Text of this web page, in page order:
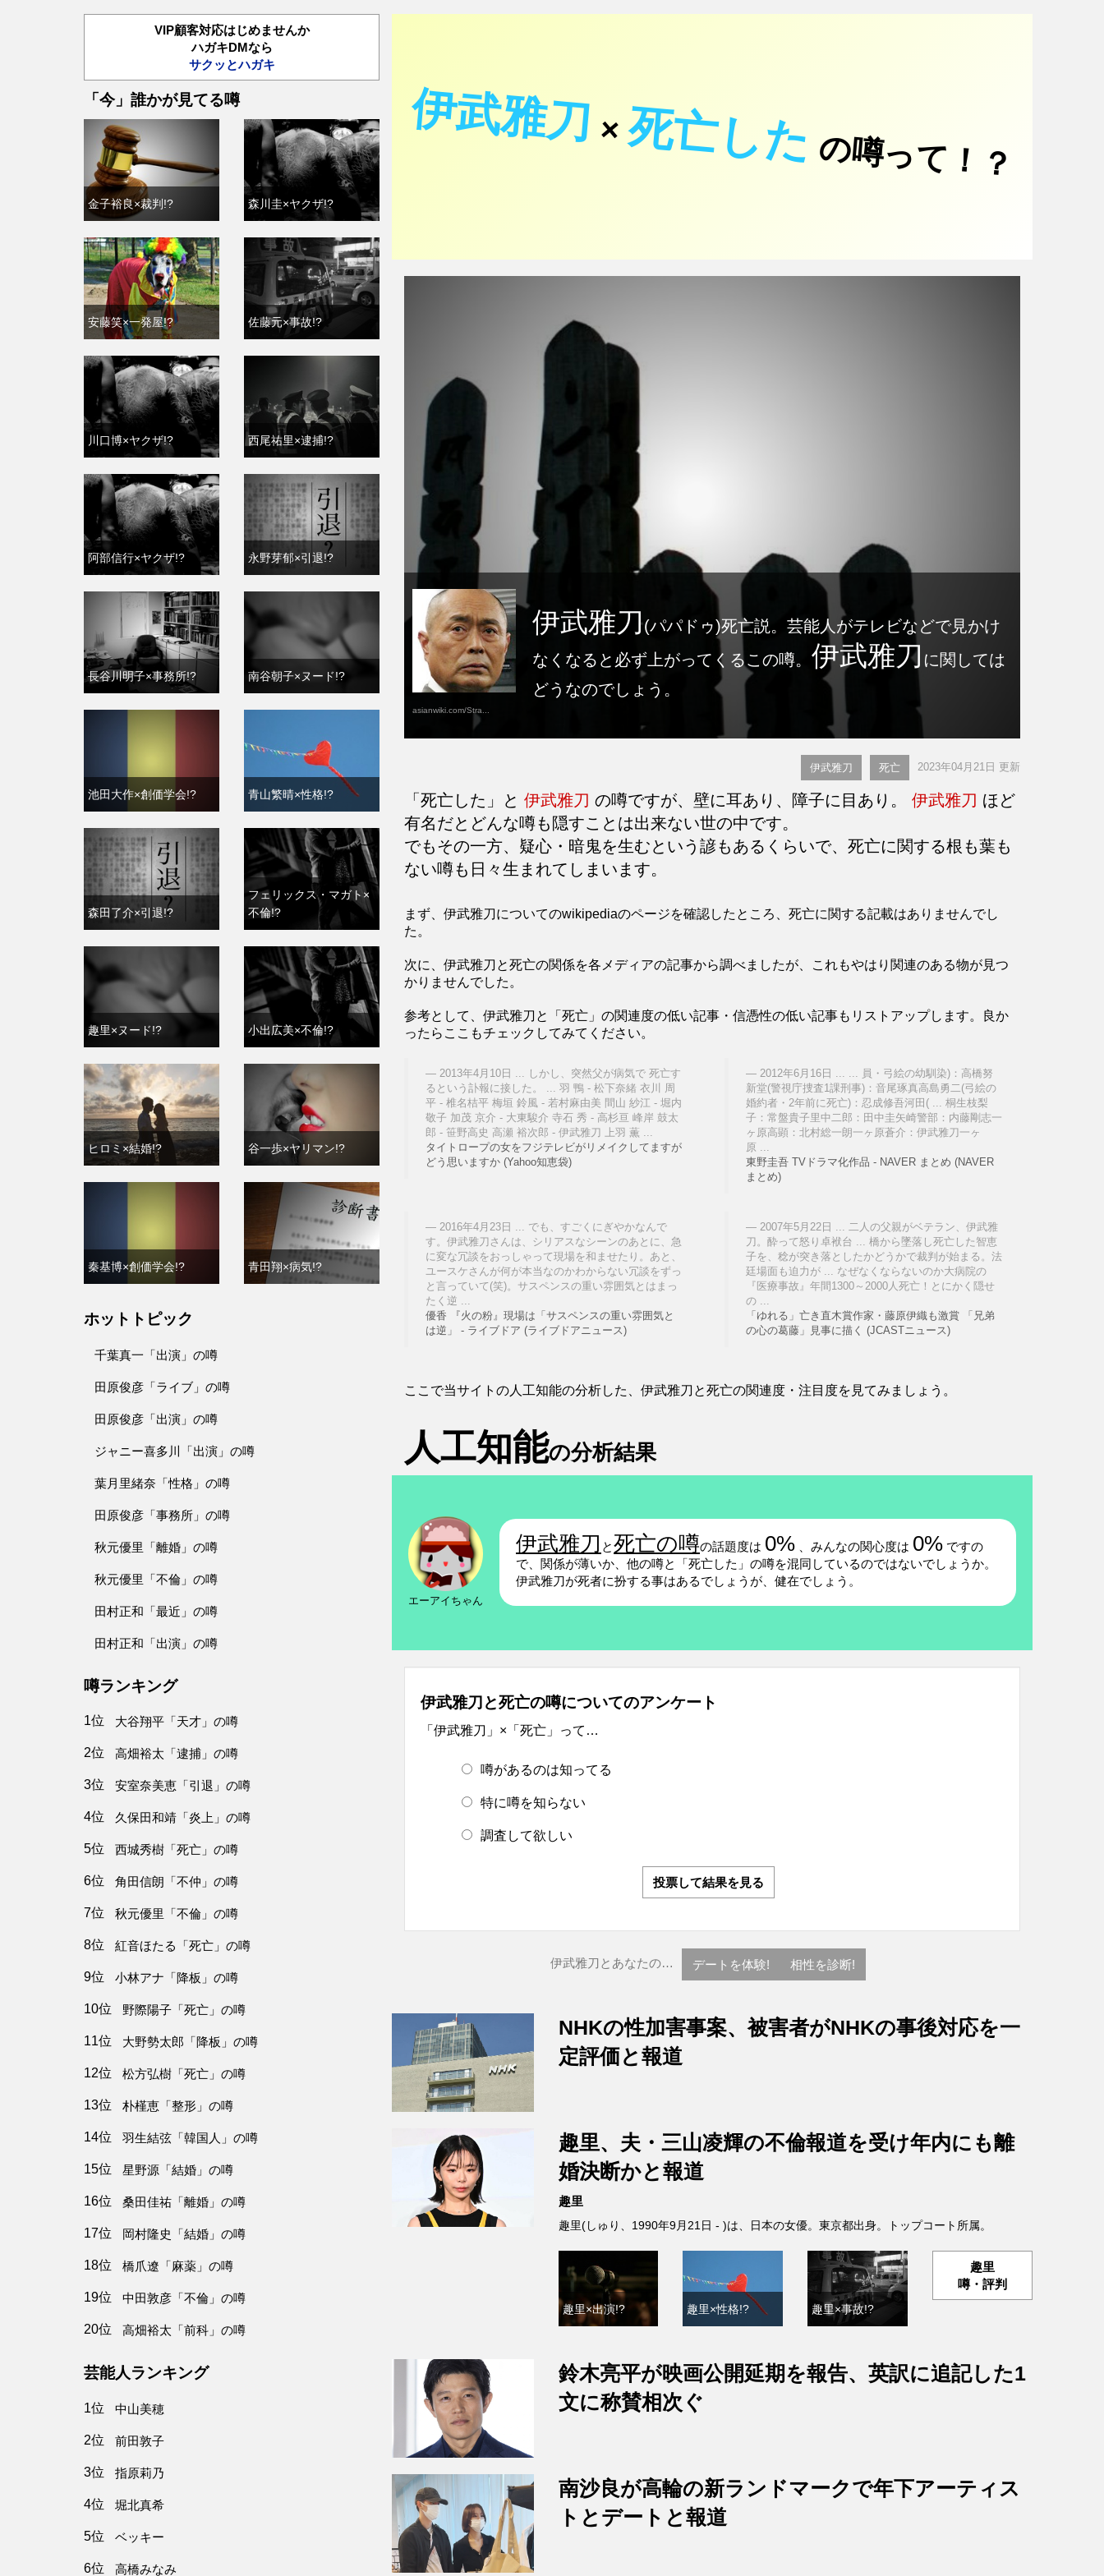
伊武雅刀 ×死亡した の噂って！？
asianwiki.com/Stra...
伊武雅刀(パパドゥ)死亡説。芸能人がテレビなどで見かけ
なくなると必ず上がってくるこの噂。 伊武雅刀 に関しては
どうなのでしょう。
伊武雅刀 死亡 2023年04月21日 更新
「死亡した」と 伊武雅刀 の噂ですが、壁に耳あり、障子に目あり。 伊武雅刀 ほど
有名だとどんな噂も隠すことは出来ない世の中です。
でもその一方、疑心・暗鬼を生むという諺もあるくらいで、死亡に関する根も葉も
ない噂も日々生まれてしまいます。
まず、伊武雅刀についてのwikipediaのページを確認したところ、死亡に関する記載はありませんでし
た。
次に、伊武雅刀と死亡の関係を各メディアの記事から調べましたが、これもやはり関連のある物が見つ
かりませんでした。
参考として、伊武雅刀と「死亡」の関連度の低い記事・信憑性の低い記事もリストアップします。良か
ったらここもチェックしてみてください。
2013年4月10日 ... しかし、突然父が病気で 死亡す
るという訃報に接した。 ... 羽 鴨 - 松下奈緒 衣川 周
平 - 椎名桔平 梅垣 鈴風 - 若村麻由美 間山 紗江 - 堀内
敬子 加茂 京介 - 大東駿介 寺石 秀 - 高杉亘 峰岸 鼓太
郎 - 笹野高史 高瀬 裕次郎 - 伊武雅刀 上羽 薫 ...
タイトロープの女をフジテレビがリメイクしてますが
どう思いますか (Yahoo知恵袋)
2012年6月16日 ... ... 員・弓絵の幼馴染)：高橋努
新堂(警視庁捜査1課刑事)：音尾琢真高島勇二(弓絵の
婚約者・2年前に死亡)：忍成修吾河田( ... 桐生枝梨
子：常盤貴子里中二郎：田中圭矢崎警部：内藤剛志一
ヶ原高顕：北村総一朗一ヶ原蒼介：伊武雅刀一ヶ
原 ...
東野圭吾 TVドラマ化作品 - NAVER まとめ (NAVER
まとめ)
2016年4月23日 ... でも、すごくにぎやかなんで
す。伊武雅刀さんは、シリアスなシーンのあとに、急
に変な冗談をおっしゃって現場を和ませたり。あと、
ユースケさんが何が本当なのかわからない冗談をずっ
と言っていて(笑)。サスペンスの重い雰囲気とはまっ
たく逆 ...
優香 『火の粉』現場は「サスペンスの重い雰囲気と
は逆」 - ライブドア (ライブドアニュース)
2007年5月22日 ... 二人の父親がベテラン、伊武雅
刀。酔って怒り卓袱台 ... 橋から墜落し死亡した智恵
子を、稔が突き落としたかどうかで裁判が始まる。法
廷場面も迫力が ... なぜなくならないのか大病院の
『医療事故』年間1300～2000人死亡！とにかく隠せ
の ...
「ゆれる」亡き直木賞作家・藤原伊織も激賞 「兄弟
の心の葛藤」見事に描く (JCASTニュース)
ここで当サイトの人工知能の分析した、伊武雅刀と死亡の関連度・注目度を見てみましょう。
人工知能の分析結果
エーアイちゃん
伊武雅刀 と死亡の噂の話題度は 0% 、みんなの関心度は 0% ですの
で、関係が薄いか、他の噂と「死亡した」の噂を混同しているのではないでしょうか。
伊武雅刀が死者に扮する事はあるでしょうが、健在でしょう。
伊武雅刀と死亡の噂についてのアンケート
「伊武雅刀」×「死亡」って…
噂があるのは知ってる
特に噂を知らない
調査して欲しい
投票して結果を見る
伊武雅刀とあなたの… デートを体験! 相性を診断!
NHKの性加害事案、被害者がNHKの事後対応を一
定評価と報道
趣里、夫・三山凌輝の不倫報道を受け年内にも離
婚決断かと報道
趣里
趣里(しゅり、1990年9月21日 - )は、日本の女優。東京都出身。トップコート所属。
趣里×出演!? 趣里×性格!? 趣里×事故!?
趣里
噂・評判
鈴木亮平が映画公開延期を報告、英訳に追記した1
文に称賛相次ぐ
南沙良が高輪の新ランドマークで年下アーティス
トとデートと報道
VIP顧客対応はじめませんか
ハガキDMなら
サクッとハガキ
「今」誰かが見てる噂
金子裕良×裁判!? 森川圭×ヤクザ!?
安藤笑×一発屋!? 佐藤元×事故!?
川口博×ヤクザ!? 西尾祐里×逮捕!?
阿部信行×ヤクザ!? 永野芽郁×引退!?
長谷川明子×事務所!? 南谷朝子×ヌード!?
池田大作×創価学会!? 青山繁晴×性格!?
森田了介×引退!?
フェリックス・マガト×
不倫!?
趣里×ヌード!? 小出広美×不倫!?
ヒロミ×結婚!? 谷一歩×ヤリマン!?
秦基博×創価学会!? 青田翔×病気!?
ホットトピック
千葉真一「出演」の噂
田原俊彦「ライブ」の噂
田原俊彦「出演」の噂
ジャニー喜多川「出演」の噂
葉月里緒奈「性格」の噂
田原俊彦「事務所」の噂
秋元優里「離婚」の噂
秋元優里「不倫」の噂
田村正和「最近」の噂
田村正和「出演」の噂
噂ランキング
1位 大谷翔平「天才」の噂
2位 高畑裕太「逮捕」の噂
3位 安室奈美恵「引退」の噂
4位 久保田和靖「炎上」の噂
5位 西城秀樹「死亡」の噂
6位 角田信朗「不仲」の噂
7位 秋元優里「不倫」の噂
8位 紅音ほたる「死亡」の噂
9位 小林アナ「降板」の噂
10位 野際陽子「死亡」の噂
11位 大野勢太郎「降板」の噂
12位 松方弘樹「死亡」の噂
13位 朴槿恵「整形」の噂
14位 羽生結弦「韓国人」の噂
15位 星野源「結婚」の噂
16位 桑田佳祐「離婚」の噂
17位 岡村隆史「結婚」の噂
18位 橋爪遼「麻薬」の噂
19位 中田敦彦「不倫」の噂
20位 高畑裕太「前科」の噂
芸能人ランキング
1位 中山美穂
2位 前田敦子
3位 指原莉乃
4位 堀北真希
5位 ベッキー
6位 高橋みなみ